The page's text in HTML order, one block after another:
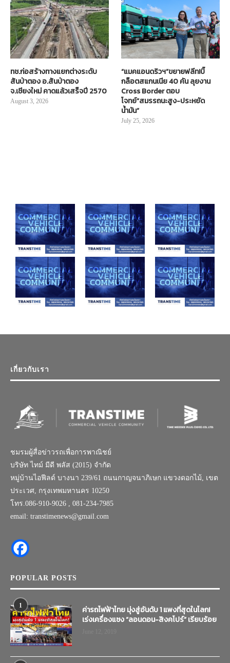
ทช.ก่อสร้างทางแยกต่างระดับ
สันป่าตอง อ.สันป่าตอง
จ.เชียงใหม่ คาดแล้วเสร็จปี 2570
August 3, 2026
“แมคแอนดริวฯ”ขยายฟลีท!บิ๊
กล็อตสแกนเนีย 40 คัน ลุยงาน
Cross Border ตอบ
โจทย์“สมรรถนะสูง-ประหยัด
น้ำมัน”
July 25, 2026
เกี่ยวกับเรา
ชมรมผู้สื่อข่าวรถเพื่อการพาณิชย์
บริษัท ไทม์ มีดี พลัส (2015) จำกัด
หมู่บ้านไอฟีลด์ บางนา 239/61 ถนนกาญจนาภิเษก แขวงดอกไม้, เขต
ประเวศ, กรุงเทพมหานคร 10250
โทร.086-910-9026 , 081-234-7985
email: transtimenews@gmail.com
POPULAR POSTS
1
ค่ารถไฟฟ้าไทย มุ่งสู่อันดับ 1 แพงที่สุดในโลก!
เร่งเครื่องแซง “ลอนดอน-สิงคโปร์” เรียบร้อย